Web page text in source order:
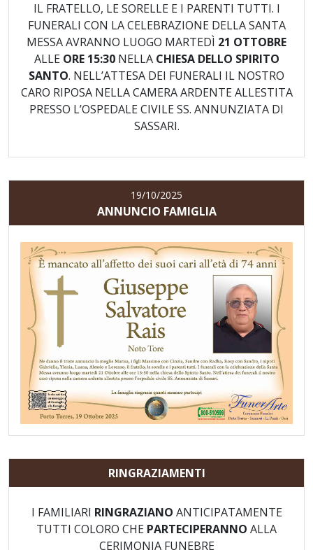
IL FRATELLO, LE SORELLE E I PARENTI TUTTI. I
FUNERALI CON LA CELEBRAZIONE DELLA SANTA
MESSA AVRANNO LUOGO MARTEDÌ 21 OTTOBRE
ALLE ORE 15:30NELLA CHIESA DELLO SPIRITO
SANTO. NELL’ATTESA DEI FUNERALI IL NOSTRO
CARO RIPOSA NELLA CAMERA ARDENTE ALLESTITA
PRESSO L’OSPEDALE CIVILE SS. ANNUNZIATA DI
SASSARI.
19/10/2025
ANNUNCIO FAMIGLIA
RINGRAZIAMENTI
I FAMILIARI RINGRAZIANO ANTICIPATAMENTE
TUTTI COLORO CHE PARTECIPERANNO ALLA
CERIMONIA FUNEBRE